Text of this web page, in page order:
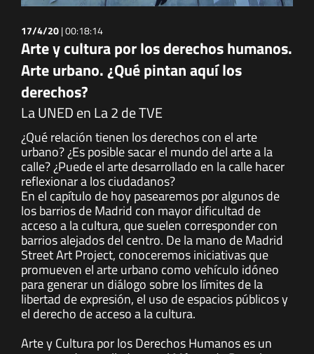
17/4/20|00:18:14
Arte y cultura por los derechos humanos.
Arte urbano. ¿Qué pintan aquí los
derechos?
La UNED en La 2 de TVE
¿Qué relación tienen los derechos con el arte
urbano? ¿Es posible sacar el mundo del arte a la
calle? ¿Puede el arte desarrollado en la calle hacer
reflexionar a los ciudadanos?
En el capítulo de hoy pasearemos por algunos de
los barrios de Madrid con mayor dificultad de
acceso a la cultura, que suelen corresponder con
barrios alejados del centro. De la mano de Madrid
Street Art Project, conoceremos iniciativas que
promueven el arte urbano como vehículo idóneo
para generar un diálogo sobre los límites de la
libertad de expresión, el uso de espacios públicos y
el derecho de acceso a la cultura.
Arte y Cultura por los Derechos Humanos es un